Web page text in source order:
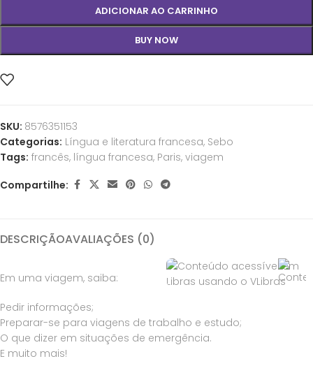
ADICIONAR AO CARRINHO
BUY NOW
SKU: 8576351153
Categorias: Língua e literatura francesa, Sebo
Tags: francês, língua francesa, Paris, viagem
Compartilhe:
DESCRIÇÃOAVALIAÇÕES (0)
Em uma viagem, saiba:
Pedir informações;
Preparar-se para viagens de trabalho e estudo;
O que dizer em situações de emergência.
E muito mais!